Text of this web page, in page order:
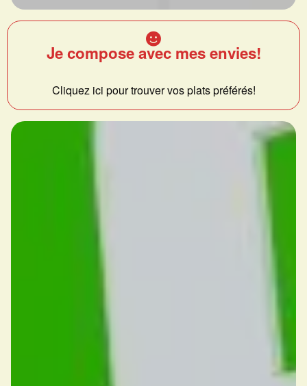
Je compose avec mes envies!
Cliquez ici pour trouver vos plats préférés!